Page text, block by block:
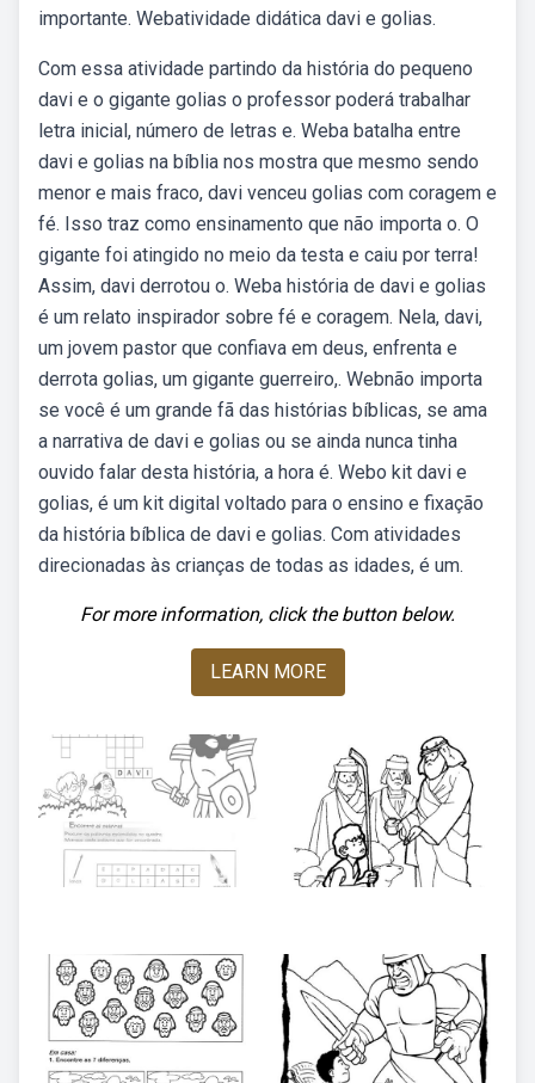
importante. Webatividade didática davi e golias.
Com essa atividade partindo da história do pequeno
davi e o gigante golias o professor poderá trabalhar
letra inicial, número de letras e. Weba batalha entre
davi e golias na bíblia nos mostra que mesmo sendo
menor e mais fraco, davi venceu golias com coragem e
fé. Isso traz como ensinamento que não importa o. O
gigante foi atingido no meio da testa e caiu por terra!
Assim, davi derrotou o. Weba história de davi e golias
é um relato inspirador sobre fé e coragem. Nela, davi,
um jovem pastor que confiava em deus, enfrenta e
derrota golias, um gigante guerreiro,. Webnão importa
se você é um grande fã das histórias bíblicas, se ama
a narrativa de davi e golias ou se ainda nunca tinha
ouvido falar desta história, a hora é. Webo kit davi e
golias, é um kit digital voltado para o ensino e fixação
da história bíblica de davi e golias. Com atividades
direcionadas às crianças de todas as idades, é um.
For more information, click the button below.
LEARN MORE